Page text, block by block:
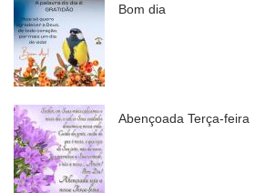
Bom dia
Abençoada Terça-feira